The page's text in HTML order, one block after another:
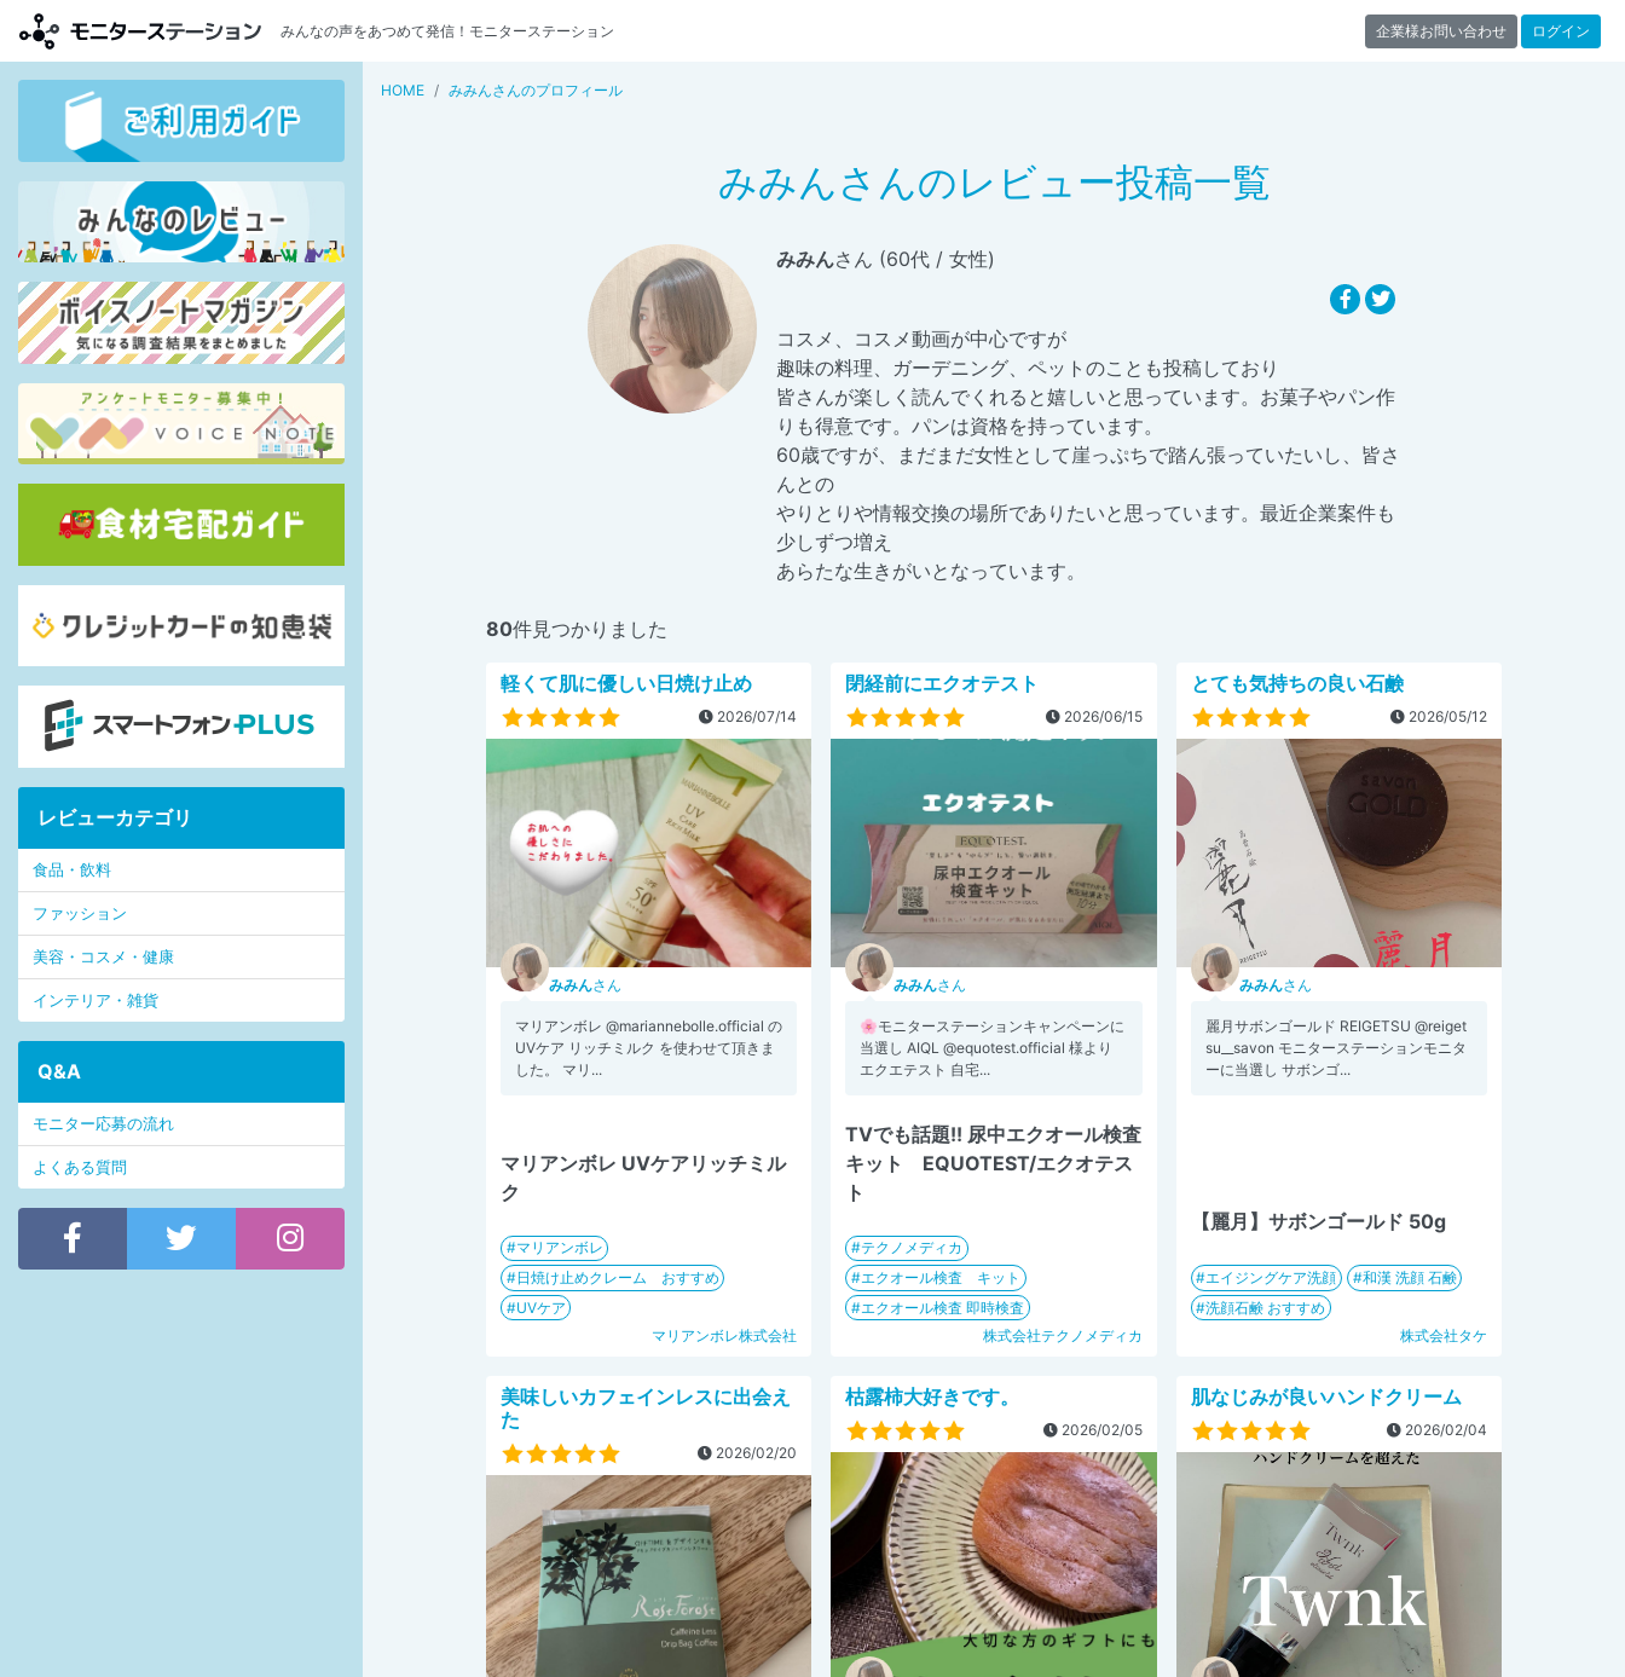
みんなの声をあつめて発信！モニターステーション 企業様お問い合わせ ログイン
HOME みみんさんのプロフィール
みみんさんのレビュー投稿一覧
みみんさん (60代 / 女性)
コスメ、コスメ動画が中心ですが
趣味の料理、ガーデニング、ペットのことも投稿しており
皆さんが楽しく読んでくれると嬉しいと思っています。お菓子やパン作
りも得意です。パンは資格を持っています。
60歳ですが、まだまだ女性として崖っぷちで踏ん張っていたいし、皆さ
んとの
やりとりや情報交換の場所でありたいと思っています。最近企業案件も
少しずつ増え
あらたな生きがいとなっています。
80件見つかりました
軽くて肌に優しい日焼け止め
2026/07/14
みみんさん
マリアンボレ @mariannebolle.official の
UVケア リッチミルク を使わせて頂きま
した。 マリ...
マリアンボレ UVケアリッチミル
ク
マリアンボレ
日焼け止めクレーム おすすめ
UVケア
マリアンボレ株式会社
閉経前にエクオテスト
2026/06/15
みみんさん
🌸モニターステーションキャンペーンに
当選し AIQL @equotest.official 様より
エクエテスト 自宅...
TVでも話題!! 尿中エクオール検査
キット EQUOTEST/エクオテス
ト
テクノメディカ
エクオール検査 キット
エクオール検査 即時検査
株式会社テクノメディカ
とても気持ちの良い石鹸
2026/05/12
みみんさん
麗月サボンゴールド REIGETSU @reiget
su__savon モニターステーションモニタ
ーに当選し サボンゴ...
【麗月】サボンゴールド 50g
エイジングケア洗顔
和漢 洗顔 石鹸
洗顔石鹸 おすすめ
株式会社タケ
美味しいカフェインレスに出会え
た
2026/02/20
枯露柿大好きです。
2026/02/05
肌なじみが良いハンドクリーム
2026/02/04
レビューカテゴリ
食品・飲料
ファッション
美容・コスメ・健康
インテリア・雑貨
Q&A
モニター応募の流れ
よくある質問